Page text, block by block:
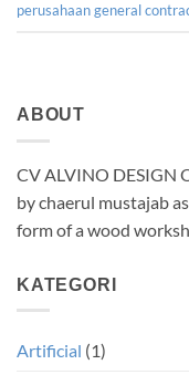
perusahaan general
ABOUT
CV ALVINO DESIGN
by chaerul mustajab
form of a wood
KATEGORI
Artificial (1)